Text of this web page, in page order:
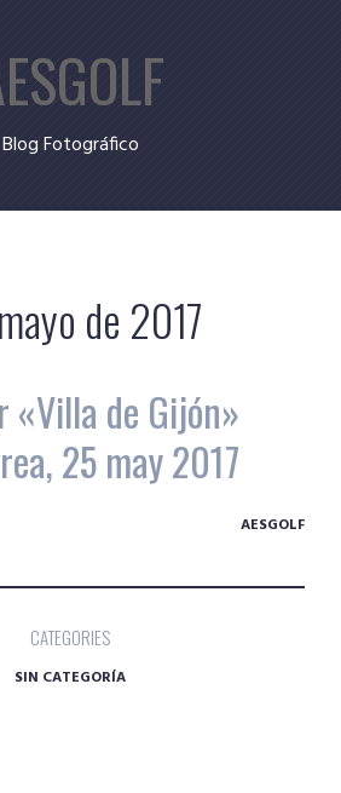
Blog Fotográfico
de 2017
«Villa de Gijón»
25 may 2017
AESGOLF
CATEGORIES
SIN CATEGORÍA